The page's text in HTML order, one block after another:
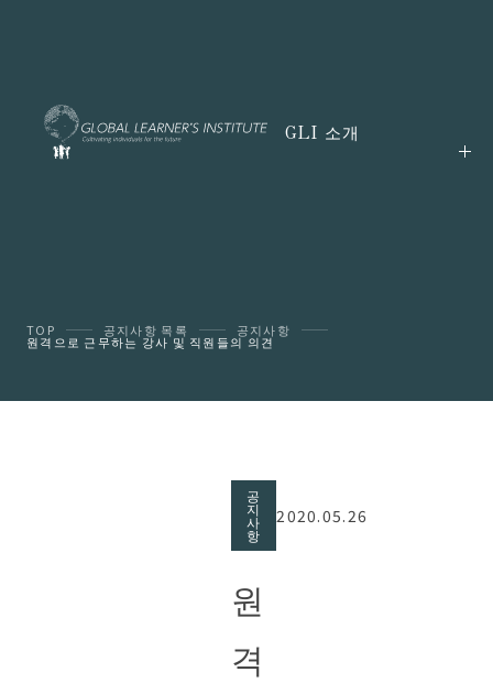
GLI 소개
TOP 공지사항 목록 공지사항
원격으로 근무하는 강사 및 직원들의 의견
공
지
사
항
2020.05.26
원
격